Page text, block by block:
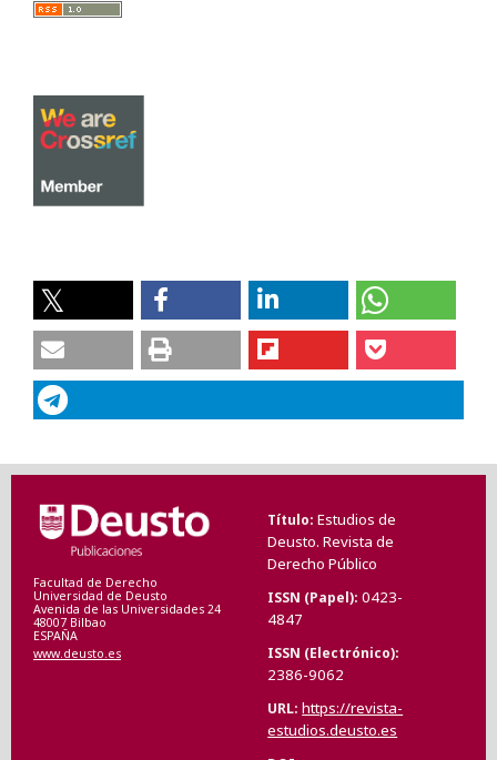
Facultad de Derecho
Universidad de Deusto
Avenida de las Universidades 24
48007 Bilbao
ESPAÑA
www.deusto.es
Título Estudios de
Deusto. Revista de
Derecho Público
ISSN (Papel) 0423-
4847
ISSN (Electrónico)
2386-9062
URL https://revista-
estudios.deusto.es